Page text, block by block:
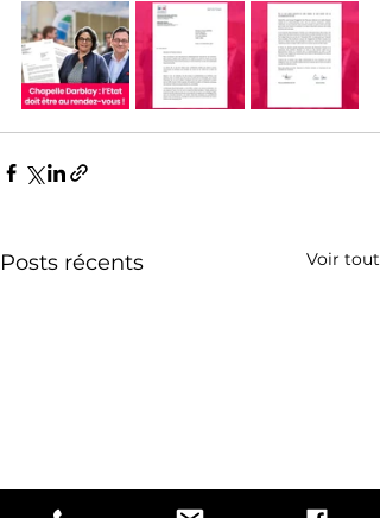
Posts récents Voir tout